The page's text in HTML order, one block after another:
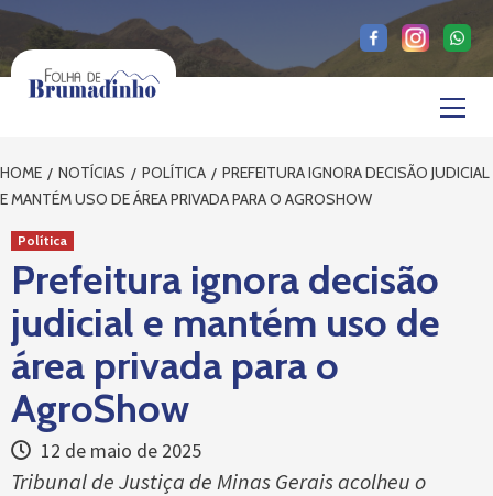
Skip
content
HOME NOTÍCIAS POLÍTICA
PREFEITURA IGNORA DECISÃO JUDICIAL
E MANTÉM USO DE ÁREA PRIVADA PARA O AGROSHOW
Política
Prefeitura ignora decisão
judicial e mantém uso de
área privada para o
AgroShow
12 de maio de 2025
Tribunal de Justiça de Minas Gerais acolheu o